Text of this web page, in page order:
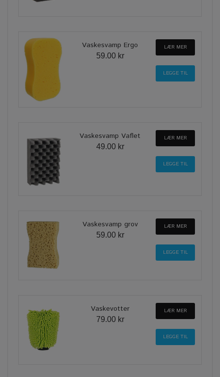
Vaskesvamp Ergo
59.00 kr
LÆR MER
Vaskesvamp Vaflet
49.00 kr
LÆR MER
Vaskesvamp grov
59.00 kr
LÆR MER
Vaskevotter
79.00 kr
LÆR MER